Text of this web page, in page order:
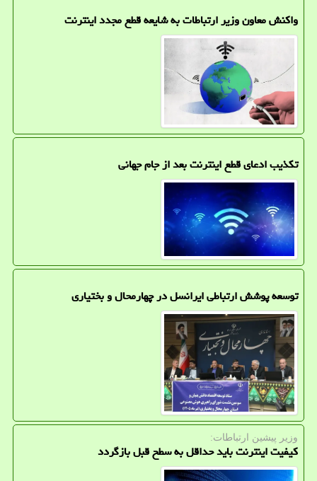
واکنش معاون وزیر ارتباطات به شایعه قطع مجدد اینترنت
تکذیب ادعای قطع اینترنت بعد از جام جهانی
توسعه پوشش ارتباطی ایرانسل در چهارمحال و بختیاری
وزیر پیشین ارتباطات:
کیفیت اینترنت باید حداقل به سطح قبل بازگردد